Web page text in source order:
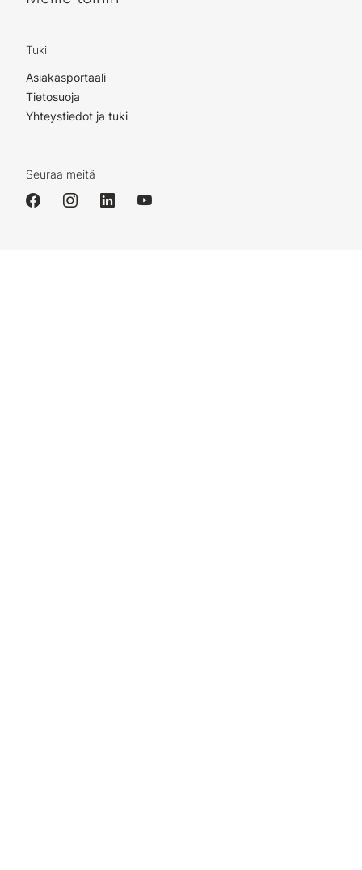
Tuki
Asiakasportaali
Tietosuoja
Yhteystiedot ja tuki
Seuraa meitä